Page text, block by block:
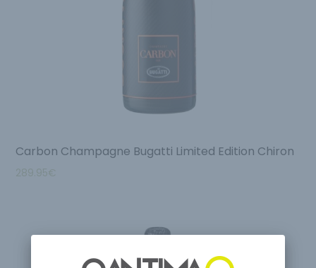
Carbon Champagne Bugatti Limited Edition Chiron
289.95€